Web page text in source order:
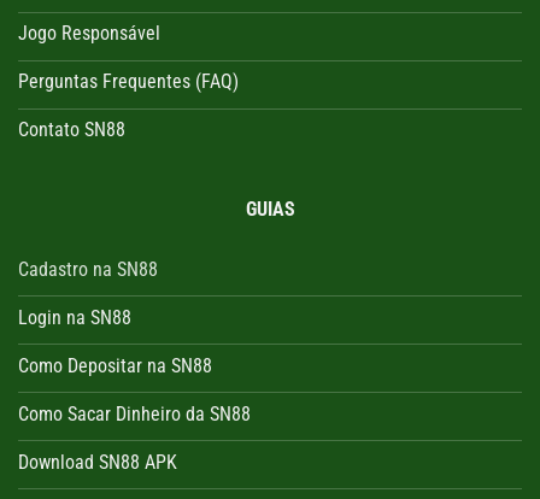
Jogo Responsável
Perguntas Frequentes (FAQ)
Contato SN88
GUIAS
Cadastro na SN88
Login na SN88
Como Depositar na SN88
Como Sacar Dinheiro da SN88
Download SN88 APK